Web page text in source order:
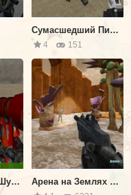
Сумасшедший Пиксельный Апокалипсис 3
4 151
Сумасшедшие Шутеры 2 Арена на Землях Пришельцев